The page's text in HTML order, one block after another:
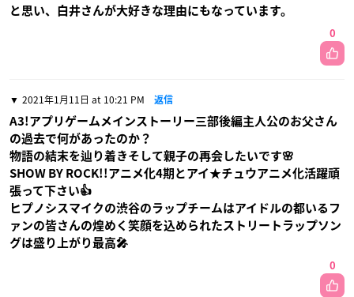
と思い、白井さんが大好きな理由にもなっています。
0
2021年1月11日 at 10:21 PM 返信
A3!アプリゲームメインストーリー三部後編主人公のお父さん
の過去で何があったのか？
物語の結末を辿り着きそして親子の再会したいです🌸
SHOW BY ROCK!!アニメ化4期とアイ★チュウアニメ化活躍頑
張って下さい👍
ヒプノシスマイクの渋谷のラップチームはアイドルの都いるフ
ァンの皆さんの煌めく笑顔を込められたストリートラップソン
グは盛り上がり最高🎤
0